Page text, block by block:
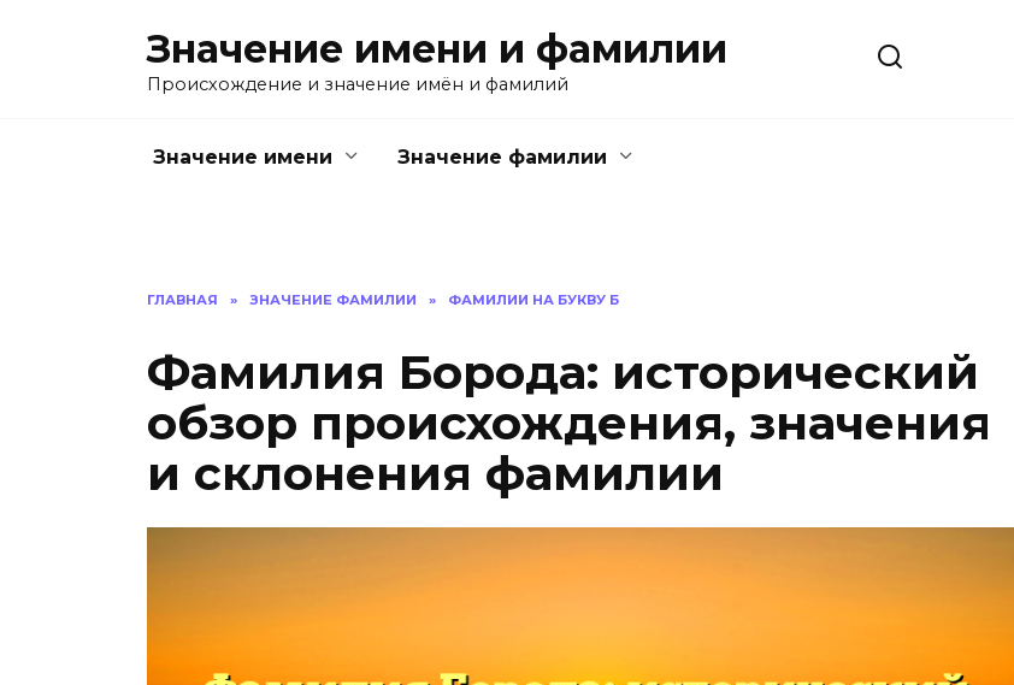
Значение имени и фамилии
Происхождение и значение имён и фамилий
Значение имени Значение фамилии
ГЛАВНАЯ » ЗНАЧЕНИЕ ФАМИЛИИ » ФАМИЛИИ НА БУКВУ Б
Фамилия Борода: исторический
обзор происхождения, значения
и склонения фамилии